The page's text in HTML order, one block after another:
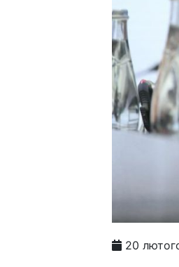
20